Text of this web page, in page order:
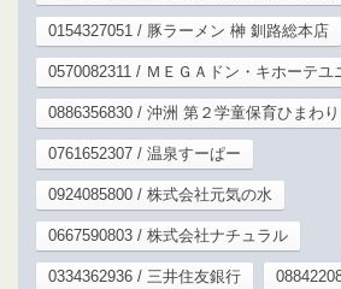
0154327051 / 豚ラーメン 榊 釧路総本店
0570082311 / ＭＥＧＡドン・キホーテユ
0886356830 / 沖洲 第２学童保育ひまわ
0761652307 / 温泉すーぱー
0924085800 / 株式会社元気の水
0667590803 / 株式会社ナチュラル
0334362936 / 三井住友銀行